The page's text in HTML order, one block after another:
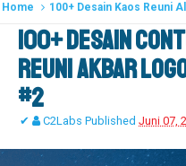
Home 100+ Desain Kaos Reuni
100+ Desain
Reuni Akbar
#2
✔ C2Labs Published Juni 07,